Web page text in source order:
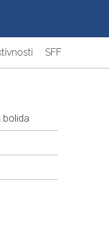
SFF
bolida